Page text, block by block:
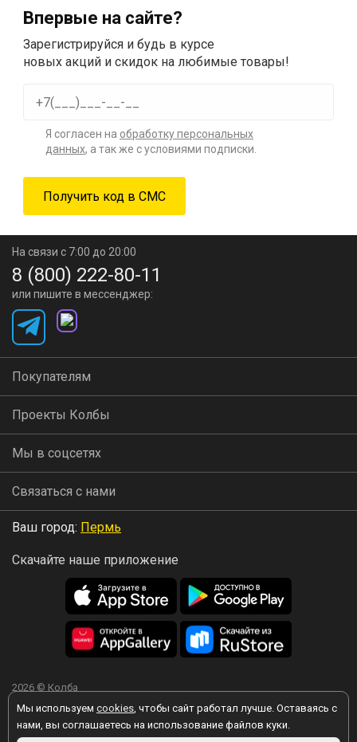
Впервые на сайте?
Зарегистрируйся и будь в курсе
новых акций и скидок на любимые товары!
Я согласен на обработку персональных
данных, а так же с условиями подписки.
Мы используем cookies, чтобы сайт работал лучше. Оставаясь с
нами, вы соглашаетесь на использование файлов куки.
На связи с 7:00 до 20:00
8 (800) 222-80-11
или пишите в мессенджер:
Покупателям
Проекты Колбы
Мы в соцсетях
Связаться с нами
Ваш город: Пермь
Скачайте наше приложение
2026 © Колба